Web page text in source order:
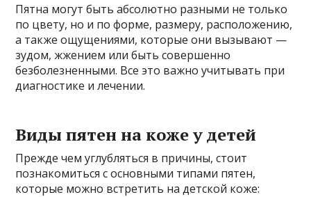
Пятна могут быть абсолютно разными не только
по цвету, но и по форме, размеру, расположению,
а также ощущениями, которые они вызывают —
зудом, жжением или быть совершенно
безболезненными. Все это важно учитывать при
диагностике и лечении.
Виды пятен на коже у детей
Прежде чем углубляться в причины, стоит
познакомиться с основными типами пятен,
которые можно встретить на детской коже: